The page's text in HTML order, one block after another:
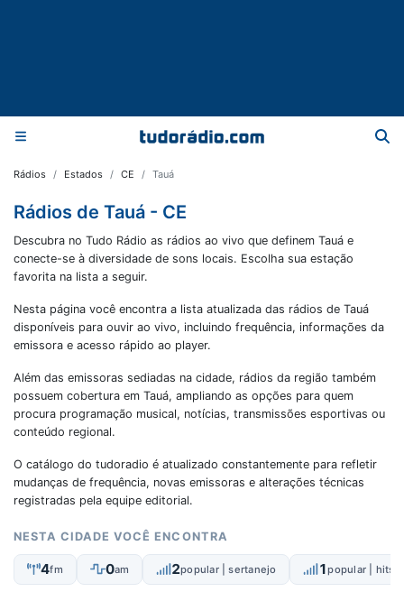
Rádios Estados CE Tauá
Rádios de Tauá - CE
Descubra no Tudo Rádio as rádios ao vivo que definem Tauá e
conecte-se à diversidade de sons locais. Escolha sua estação
favorita na lista a seguir.
Nesta página você encontra a lista atualizada das rádios de Tauá
disponíveis para ouvir ao vivo, incluindo frequência, informações da
emissora e acesso rápido ao player.
Além das emissoras sediadas na cidade, rádios da região também
possuem cobertura em Tauá, ampliando as opções para quem
procura programação musical, notícias, transmissões esportivas ou
conteúdo regional.
O catálogo do tudoradio é atualizado constantemente para refletir
mudanças de frequência, novas emissoras e alterações técnicas
registradas pela equipe editorial.
NESTA CIDADE VOCÊ ENCONTRA
4fm 0am 2popular | sertanejo 1popular | hits